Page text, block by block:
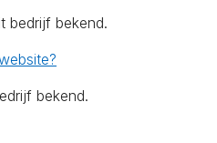
bedrijf bekend.
bekend.